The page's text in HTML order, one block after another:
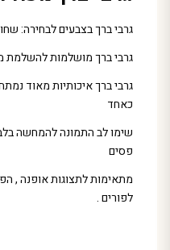
גרבי ברך בצבעים לבחירה:
גרבי ברך מושלמות
גרבי ברך איכותיות מאוד
כאחד
שימו לב התמונה להמחשה
פסים
מתאימות לתצוגות אופנה
לפורים .